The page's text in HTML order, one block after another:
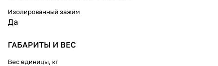
Изолированный зажим
Да
ГАБАРИТЫ И ВЕС
Вес единицы, кг